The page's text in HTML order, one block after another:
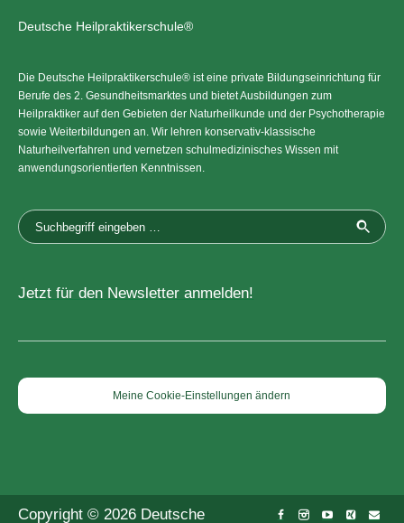
Deutsche Heilpraktikerschule®
Die Deutsche Heilpraktikerschule® ist eine private Bildungseinrichtung für
Berufe des 2. Gesundheitsmarktes und bietet Ausbildungen zum
Heilpraktiker auf den Gebieten der Naturheilkunde und der Psychotherapie
sowie Weiterbildungen an. Wir lehren konservativ-klassische
Naturheilverfahren und vernetzen schulmedizinisches Wissen mit
anwendungsorientierten Kenntnissen.
Jetzt für den Newsletter anmelden!
Meine Cookie-Einstellungen ändern
Copyright © 2026 Deutsche